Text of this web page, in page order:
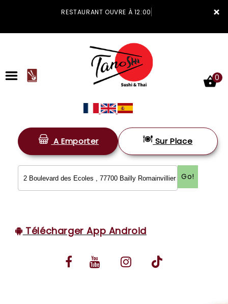
×
RESTAURANT OUVRE À 12:00
ACCUEIL
LA CARTE
VOS AVIS
MENTIONS LÉGALES
0
A Emporter Sur Place
Go!
Télécharger App Android